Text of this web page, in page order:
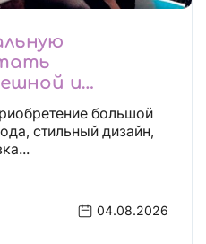
и
большой
стильный дизайн,
04.08.2026